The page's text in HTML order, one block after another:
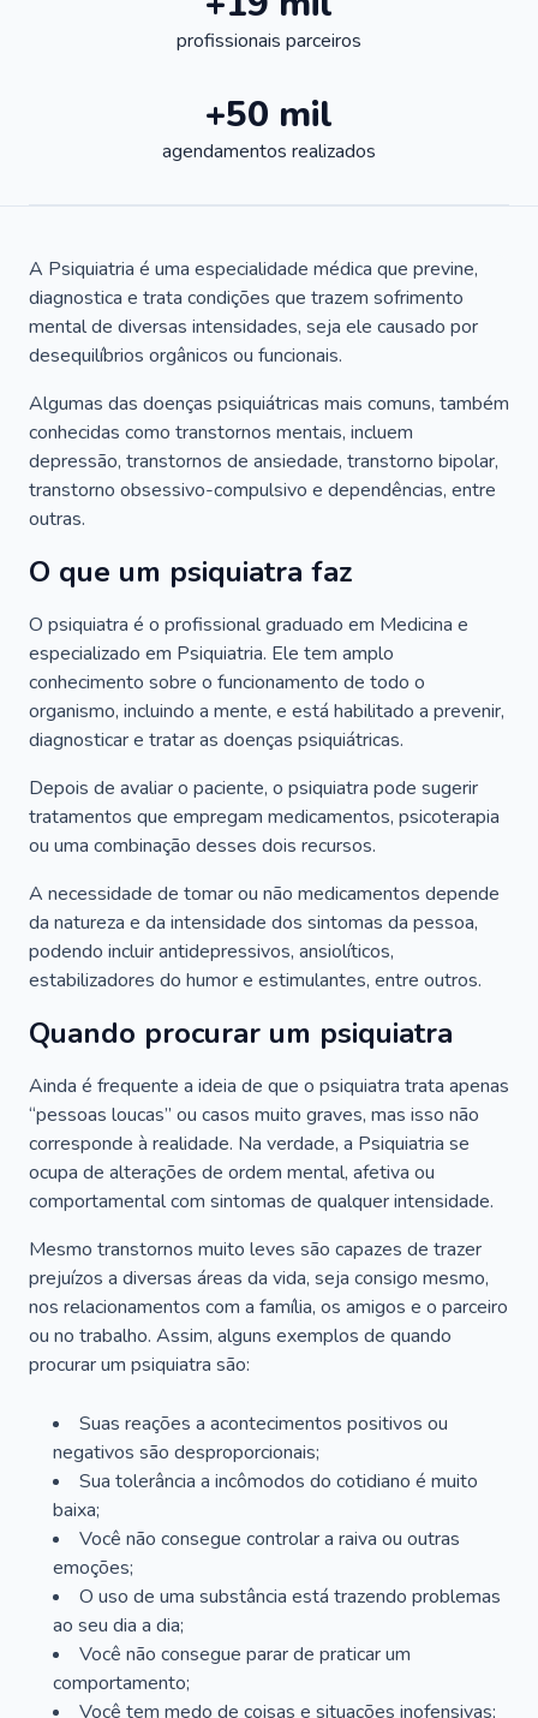
profissionais parceiros
+50 mil
agendamentos realizados
A Psiquiatria é uma especialidade médica que previne,
diagnostica e trata condições que trazem sofrimento
mental de diversas intensidades, seja ele causado por
desequilíbrios orgânicos ou funcionais.
Algumas das doenças psiquiátricas mais comuns, também
conhecidas como transtornos mentais, incluem
depressão, transtornos de ansiedade, transtorno bipolar,
transtorno obsessivo-compulsivo e dependências, entre
outras.
O que um psiquiatra faz
O psiquiatra é o profissional graduado em Medicina e
especializado em Psiquiatria. Ele tem amplo
conhecimento sobre o funcionamento de todo o
organismo, incluindo a mente, e está habilitado a prevenir,
diagnosticar e tratar as doenças psiquiátricas.
Depois de avaliar o paciente, o psiquiatra pode sugerir
tratamentos que empregam medicamentos, psicoterapia
ou uma combinação desses dois recursos.
A necessidade de tomar ou não medicamentos depende
da natureza e da intensidade dos sintomas da pessoa,
podendo incluir antidepressivos, ansiolíticos,
estabilizadores do humor e estimulantes, entre outros.
Quando procurar um psiquiatra
Ainda é frequente a ideia de que o psiquiatra trata apenas
“pessoas loucas” ou casos muito graves, mas isso não
corresponde à realidade. Na verdade, a Psiquiatria se
ocupa de alterações de ordem mental, afetiva ou
comportamental com sintomas de qualquer intensidade.
Mesmo transtornos muito leves são capazes de trazer
prejuízos a diversas áreas da vida, seja consigo mesmo,
nos relacionamentos com a família, os amigos e o parceiro
ou no trabalho. Assim, alguns exemplos de quando
procurar um psiquiatra são:
Suas reações a acontecimentos positivos ou
negativos são desproporcionais;
Sua tolerância a incômodos do cotidiano é muito
baixa;
Você não consegue controlar a raiva ou outras
emoções;
O uso de uma substância está trazendo problemas
ao seu dia a dia;
Você não consegue parar de praticar um
comportamento;
Você tem medo de coisas e situações inofensivas;